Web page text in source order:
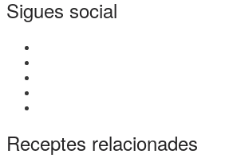
Sigues social
Receptes relacionades